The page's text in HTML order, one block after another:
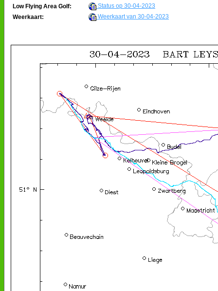
Low Flying Area Golf:
Status op 30-04-2023
Weerkaart:
Weerkaart van 30-04-2023